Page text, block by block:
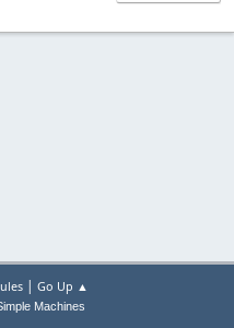
| Go Up ▲
Machines